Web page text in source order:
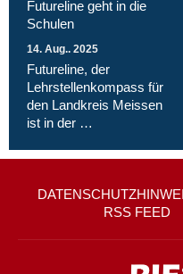
Futureline geht in die
Schulen
14. Aug.. 2025
Futureline, der
Lehrstellenkompass für
den Landkreis Meissen
ist in der …
RSS FEED